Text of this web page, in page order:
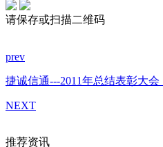
请保存或扫描二维码
prev
捷诚信通---2011年总结表彰大会
NEXT
推荐资讯